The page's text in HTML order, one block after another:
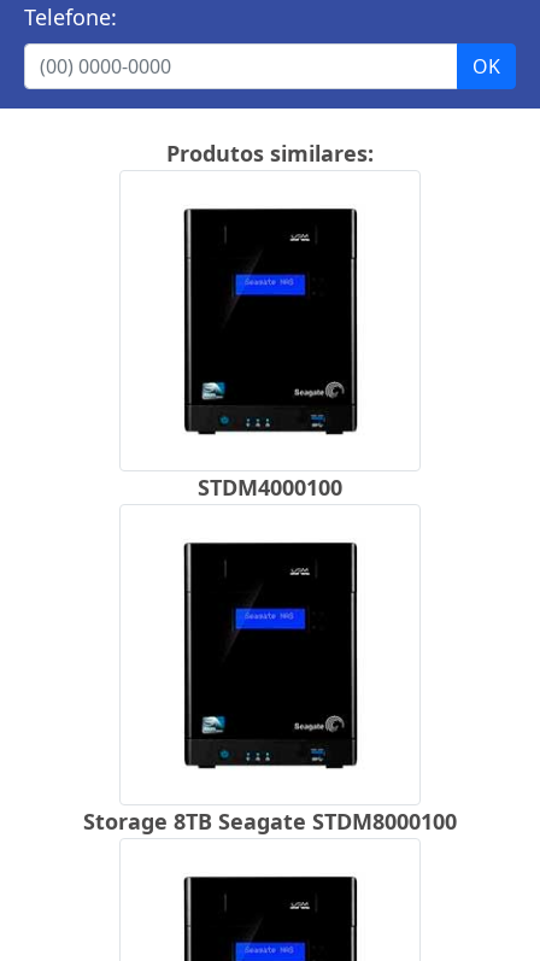
Telefone:
Produtos similares:
STDM4000100
Storage 8TB Seagate STDM8000100